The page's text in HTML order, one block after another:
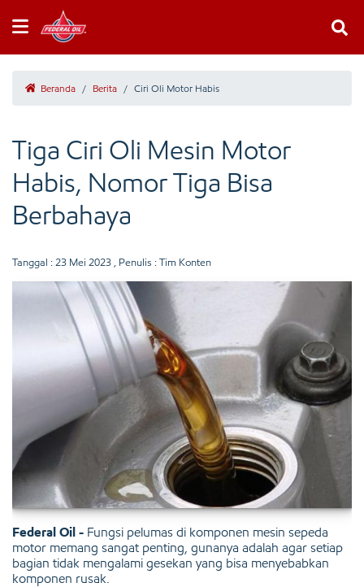
Beranda / Berita / Ciri Oli Motor Habis
Tiga Ciri Oli Mesin Motor
Habis, Nomor Tiga Bisa
Berbahaya
Tanggal : 23 Mei 2023 , Penulis : Tim Konten
Federal Oil - Fungsi pelumas di komponen mesin sepeda
motor memang sangat penting, gunanya adalah agar setiap
bagian tidak mengalami gesekan yang bisa menyebabkan
komponen rusak.